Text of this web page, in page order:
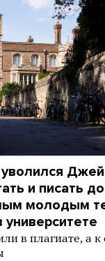
и писать до
молодым
в плагиате, а